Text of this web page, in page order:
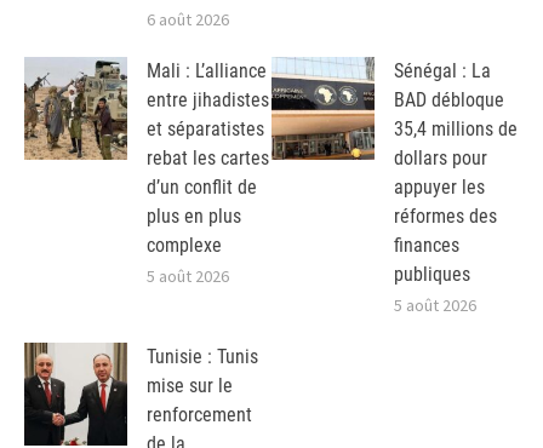
6 août 2026
Mali : L’alliance
entre jihadistes
et séparatistes
rebat les cartes
d’un conflit de
plus en plus
complexe
5 août 2026
Sénégal : La
BAD débloque
35,4 millions de
dollars pour
appuyer les
réformes des
finances
publiques
5 août 2026
Tunisie : Tunis
mise sur le
renforcement